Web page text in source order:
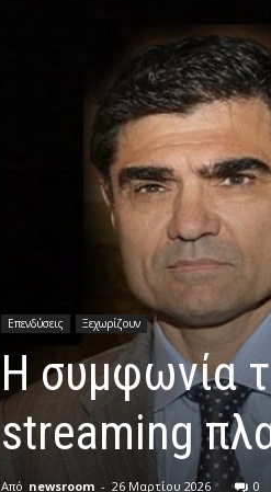
Επενδύσεις Ξεχωρίζουν
H συμφωνία
streaming
Από newsroom - 26 Μαρτίου 2026 0